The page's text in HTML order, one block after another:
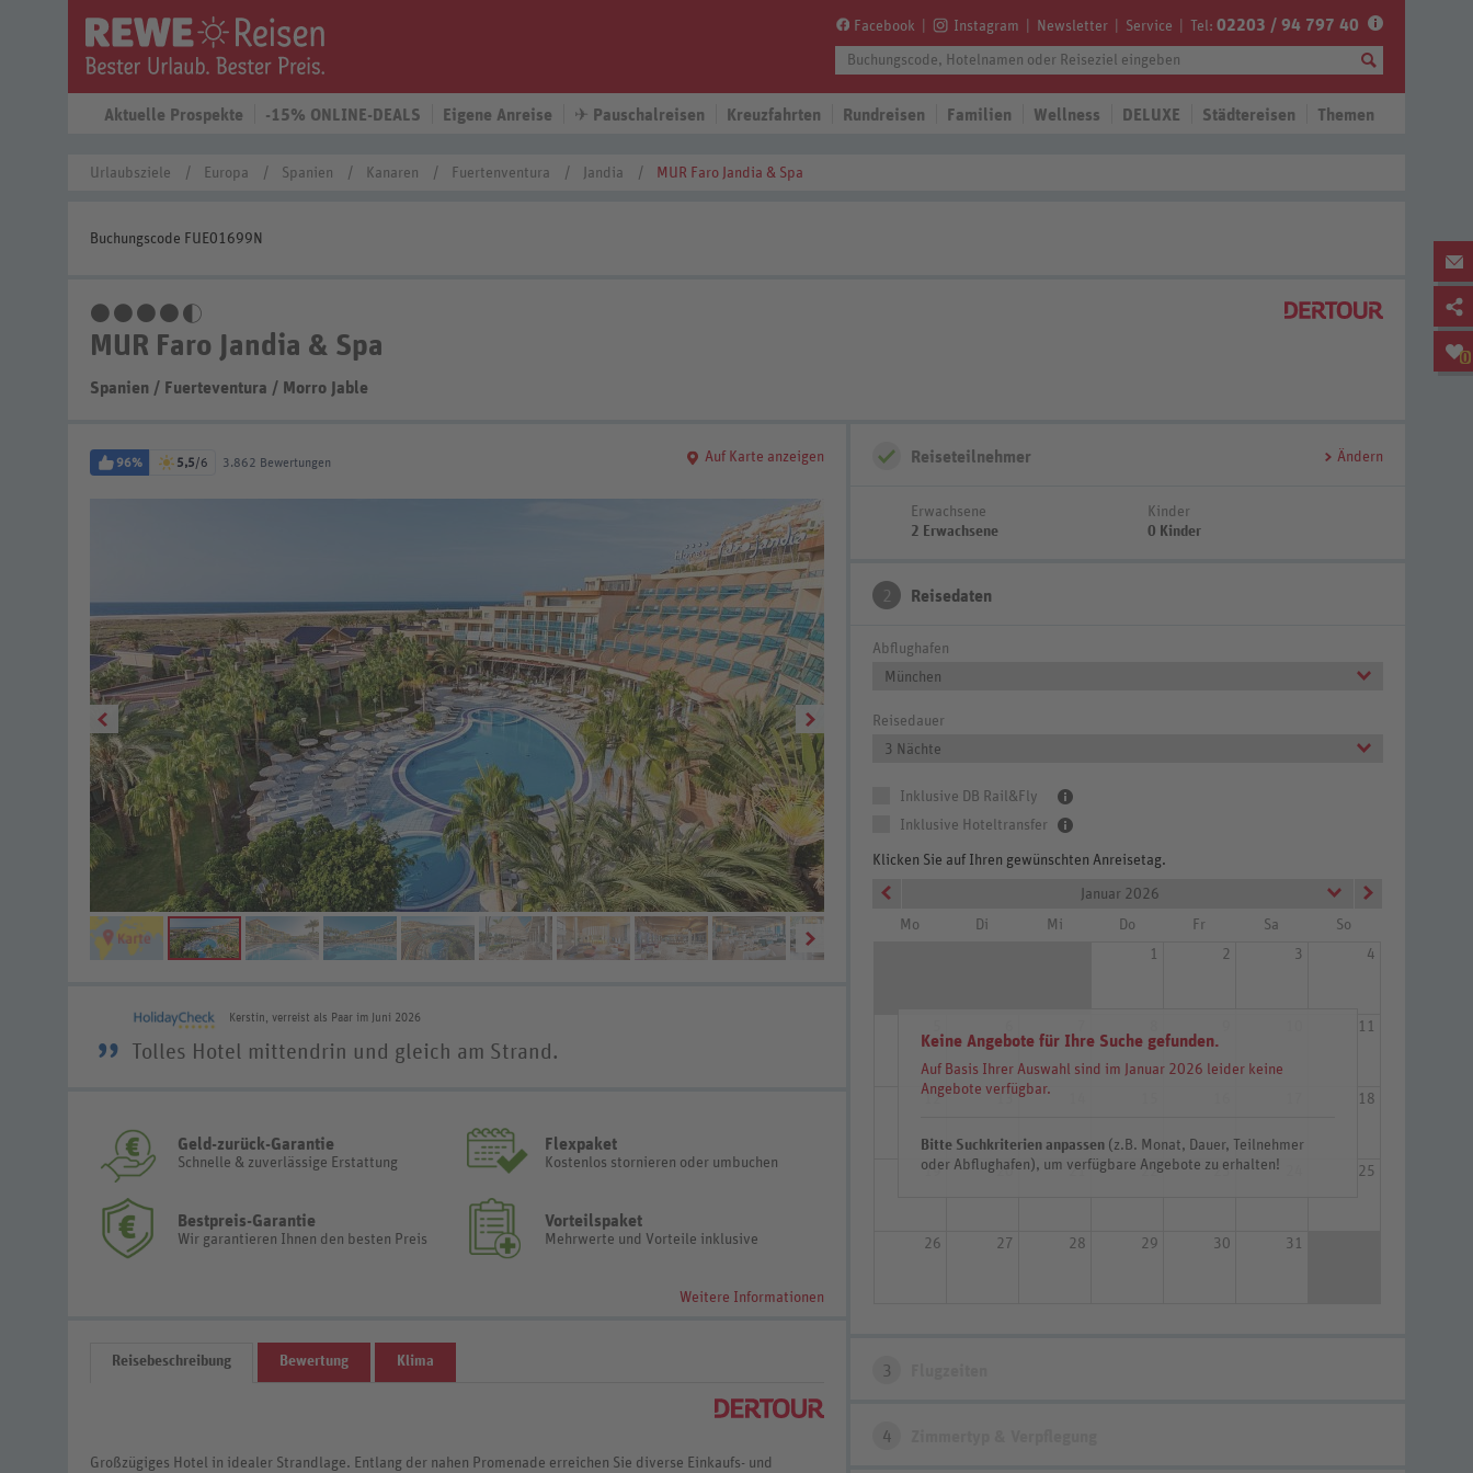
Facebook Instagram Newsletter Service Tel: 02203 / 94 797 40
Aktuelle Prospekte -15% ONLINE-DEALS Eigene Anreise ✈ Pauschalreisen Kreuzfahrten Rundreisen Familien Wellness DELUXE Städtereisen Themen
0
Urlaubsziele Europa Spanien Kanaren Fuertenventura Jandia MUR Faro Jandia & Spa
Buchungscode FUE01699N
MUR Faro Jandia & Spa
Spanien / Fuerteventura / Morro Jable
96% 5,5/6 3.862 Bewertungen Auf Karte anzeigen
Kerstin, verreist als Paar im Juni 2026
” Tolles Hotel mittendrin und gleich am Strand.
Geld-zurück-Garantie
Schnelle & zuverlässige Erstattung
Flexpaket
Kostenlos stornieren oder umbuchen
Bestpreis-Garantie
Wir garantieren Ihnen den besten Preis
Vorteilspaket
Mehrwerte und Vorteile inklusive
Weitere Informationen
Reisebeschreibung Bewertung Klima
Großzügiges Hotel in idealer Strandlage. Entlang der nahen Promenade erreichen Sie diverse Einkaufs- und
Reiseteilnehmer Ändern
Erwachsene
2 Erwachsene
Kinder
0 Kinder
2 Reisedaten
Abflughafen
München
Reisedauer
3 Nächte
Inklusive DB Rail&Fly
Inklusive Hoteltransfer
Klicken Sie auf Ihren gewünschten Anreisetag.
Keine Angebote für Ihre Suche gefunden.
Auf Basis Ihrer Auswahl sind im Januar 2026 leider keine
Angebote verfügbar.
Bitte Suchkriterien anpassen (z.B. Monat, Dauer, Teilnehmer
oder Abflughafen), um verfügbare Angebote zu erhalten!
Januar 2026
Mo
Di Mi Do Fr Sa
So
1
2 3 4
11
12 18
19 20 21 22 23 25
26 27 28 29 30 31
3
4